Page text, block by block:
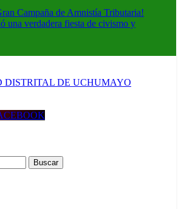
Campaña de Amnistía Tributaria!
una verdadera fiesta de civismo y
DE UCHUMAYO
Historia